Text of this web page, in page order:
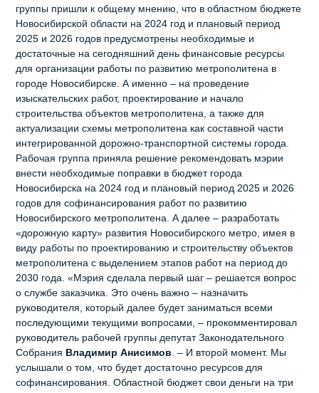
группы пришли к общему мнению, что в областном бюджете
Новосибирской области на 2024 год и плановый период
2025 и 2026 годов предусмотрены необходимые и
достаточные на сегодняшний день финансовые ресурсы
для организации работы по развитию метрополитена в
городе Новосибирске. А именно – на проведение
изыскательских работ, проектирование и начало
строительства объектов метрополитена, а также для
актуализации схемы метрополитена как составной части
интегрированной дорожно-транспортной системы города.
Рабочая группа приняла решение рекомендовать мэрии
внести необходимые поправки в бюджет города
Новосибирска на 2024 год и плановый период 2025 и 2026
годов для софинансирования работ по развитию
Новосибирского метрополитена. А далее – разработать
«дорожную карту» развития Новосибирского метро, имея в
виду работы по проектированию и строительству объектов
метрополитена с выделением этапов работ на период до
2030 года. «Мэрия сделала первый шаг – решается вопрос
о службе заказчика. Это очень важно – назначить
руководителя, который далее будет заниматься всеми
последующими текущими вопросами, – прокомментировал
руководитель рабочей группы депутат Законодательного
Собрания Владимир Анисимов . – И второй момент. Мы
услышали о том, что будет достаточно ресурсов для
софинансирования. Областной бюджет свои деньги на три